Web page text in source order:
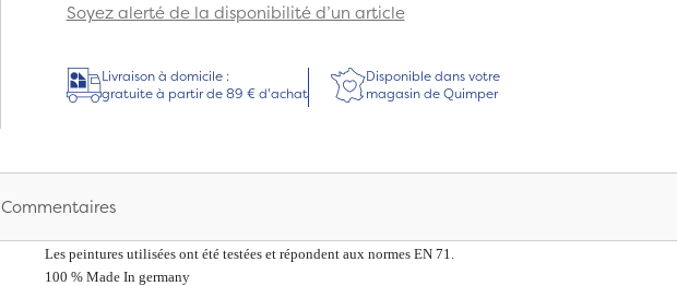
Soyez alerté de la disponibilité d’un article
Livraison à domicile :
gratuite à partir de 89 € d'achat
Disponible dans votre
magasin de Quimper
Commentaires
Les peintures utilisées ont été testées et répondent aux normes EN 71.
100 % Made In germany